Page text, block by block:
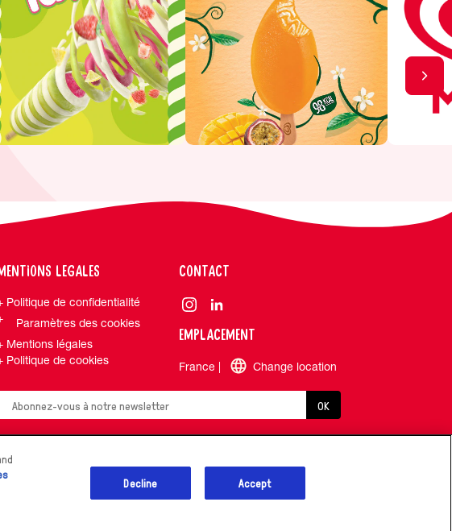
LEGALES
Politique de confidentialité
Paramètres des cookies
Mentions légales
Politique de cookies
CONTACT
EMPLACEMENT
France | Change location
OK
Accéssibilité
Decline Accept